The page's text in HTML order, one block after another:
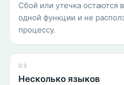
Сбой или утечка остаются
одной функции и не
процессу.
03
Несколько языков